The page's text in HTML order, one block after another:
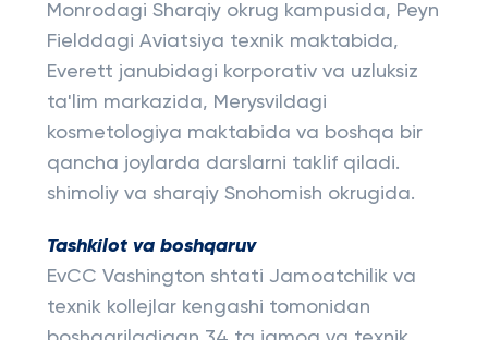
Monrodagi Sharqiy okrug kampusida, Peyn
Fielddagi Aviatsiya texnik maktabida,
Everett janubidagi korporativ va uzluksiz
ta'lim markazida, Merysvildagi
kosmetologiya maktabida va boshqa bir
qancha joylarda darslarni taklif qiladi.
shimoliy va sharqiy Snohomish okrugida.
Tashkilot va boshqaruv
EvCC Vashington shtati Jamoatchilik va
texnik kollejlar kengashi tomonidan